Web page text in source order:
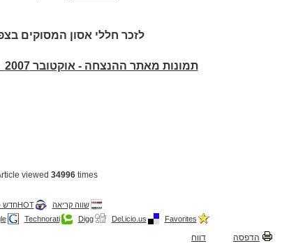
לזכר חללי אסון המסוקים בצפון
תמונות מאתר ההנצחה - אוקטובר 2007 - לפני סיום העבודות
viewed 34996 times
שווה קריאה
HOTחדש +
Favorites
Del.icio.us
Digg
Technorati
הדפסה דווח